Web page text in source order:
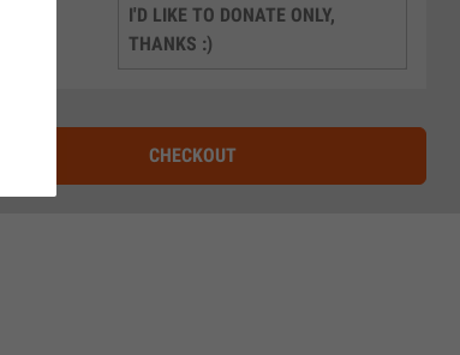
I'D LIKE TO DONATE ONLY,
THANKS :)
CHECKOUT